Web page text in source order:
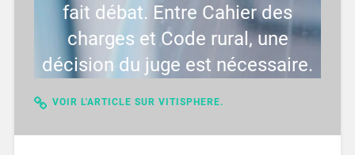
fait débat. Entre Cahier des
charges et Code rural, une
décision du juge est nécessaire.
VOIR L'ARTICLE SUR VITISPHERE.